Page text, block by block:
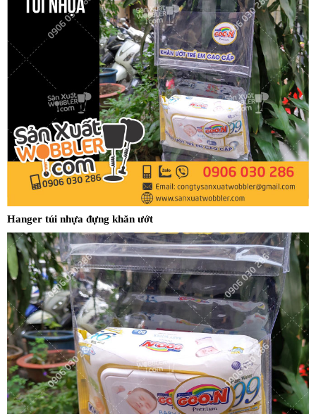
Hanger túi nhựa đựng khăn ướt